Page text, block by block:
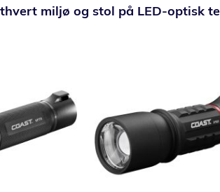
miljø og stol på LED-optisk